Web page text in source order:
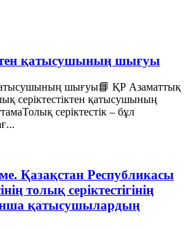
қатысушының шығуы
қатысушының шығуы📘 ҚР Азаматтық
серіктестіктен қатысушының
серіктестік – бұл
Қазақстан Республикасы
толық серіктестігінің
қатысушылардың